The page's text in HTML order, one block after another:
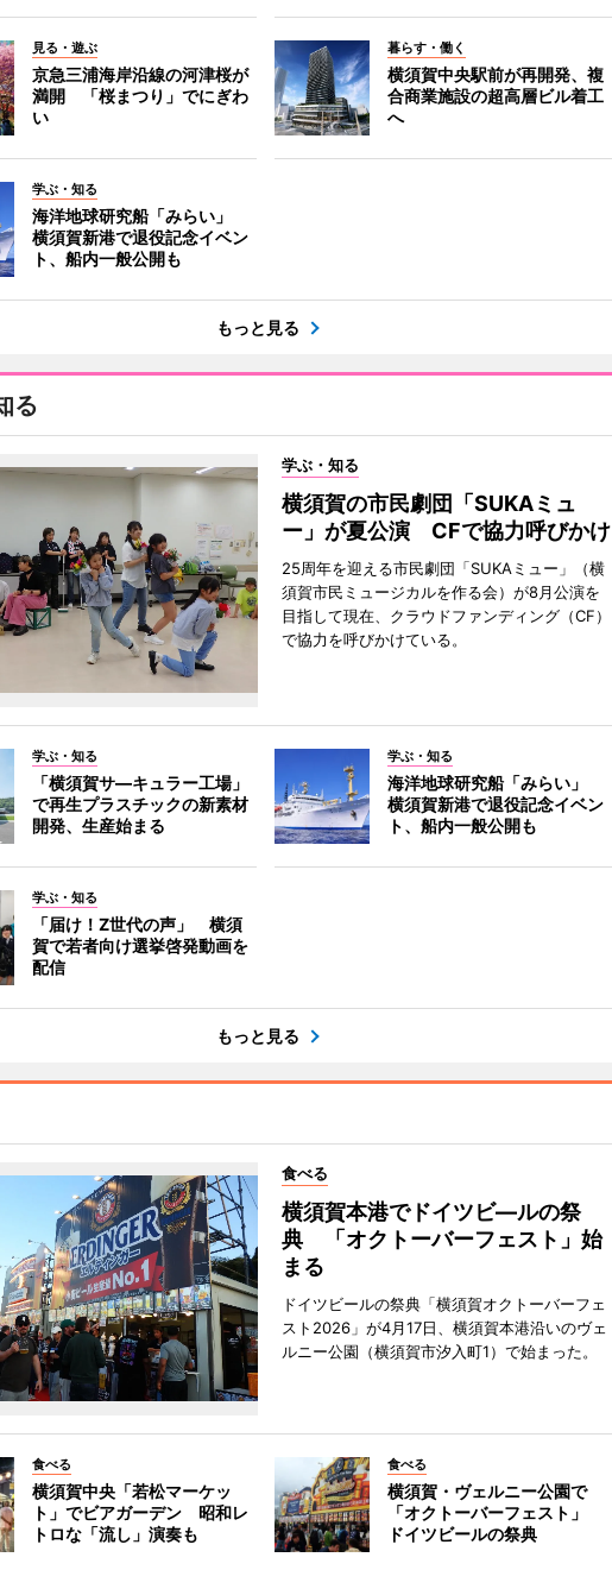
見る・遊ぶ
京急三浦海岸沿線の河津桜が
満開 「桜まつり」でにぎわ
い
暮らす・働く
横須賀中央駅前が再開発、複
合商業施設の超高層ビル着工
へ
学ぶ・知る
海洋地球研究船「みらい」
横須賀新港で退役記念イベン
ト、船内一般公開も
もっと見る
る
学ぶ・知る
横須賀の市民劇団「SUKAミュ
ー」が夏公演 CFで協力呼びかけ
25周年を迎える市民劇団「SUKAミュー」（横
須賀市民ミュージカルを作る会）が8月公演を
目指して現在、クラウドファンディング（CF）
で協力を呼びかけている。
学ぶ・知る
「横須賀サ―キュラー工場」
で再生プラスチックの新素材
開発、生産始まる
学ぶ・知る
海洋地球研究船「みらい」
横須賀新港で退役記念イベン
ト、船内一般公開も
学ぶ・知る
「届け！Z世代の声」 横須
賀で若者向け選挙啓発動画を
配信
もっと見る
食べる
横須賀本港でドイツビ―ルの祭
典 「オクトーバーフェスト」始
まる
ドイツビールの祭典「横須賀オクトーバーフェ
スト2026」が4月17日、横須賀本港沿いのヴェ
ルニー公園（横須賀市汐入町1）で始まった。
食べる
横須賀中央「若松マーケッ
ト」でビアガーデン 昭和レ
トロな「流し」演奏も
食べる
横須賀・ヴェルニー公園で
「オクトーバーフェスト」
ドイツビールの祭典